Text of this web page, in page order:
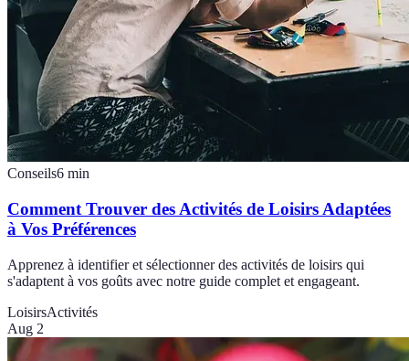
Conseils6 min
Comment Trouver des Activités de Loisirs Adaptées
à Vos Préférences
Apprenez à identifier et sélectionner des activités de loisirs qui
s'adaptent à vos goûts avec notre guide complet et engageant.
LoisirsActivités
Aug 2